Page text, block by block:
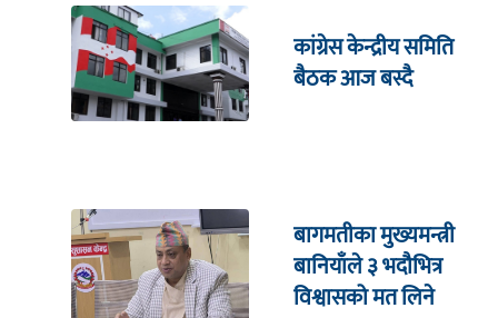
कांग्रेस केन्द्रीय समिति
बैठक आज बस्दै
बागमतीका मुख्यमन्त्री
बानियाँले ३ भदौभित्र
विश्वासको मत लिने